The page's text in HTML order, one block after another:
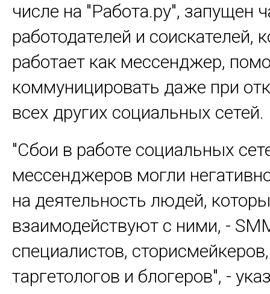
числе на "Работа.ру", запущен
работодателей и соискателей,
работает как мессенджер,
коммуницировать даже при
всех других социальных сетей.
"Сбои в работе социальных
мессенджеров могли
на деятельность людей,
взаимодействуют с ними, -
специалистов, сторисмейкеров,
таргетологов и блогеров", -